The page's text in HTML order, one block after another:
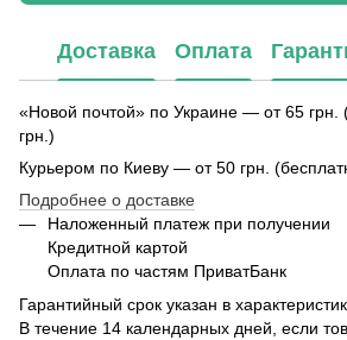
Доставка Оплата
«Новой почтой» по Украине — от 65 грн.
грн.)
Курьером по Киеву — от 50 грн.
Подробнее о доставке
Наложенный платеж при получении
Кредитной картой
Оплата по частям ПриватБанк
Гарантийный срок указан в
В течение 14 календарных дней, если